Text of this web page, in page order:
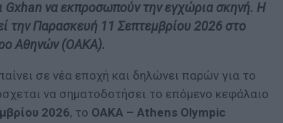
Gxhan να εκπροσωπούν την εγχώρια σκηνή. Η
την Παρασκευή 11 Σεπτεμβρίου 2026 στο
Αθηνών (ΟΑΚΑ).
σε νέα εποχή και δηλώνει παρών για το
να σηματοδοτήσει το επόμενο κεφάλαιο
2026, το ΟΑΚΑ – Athens Olympic